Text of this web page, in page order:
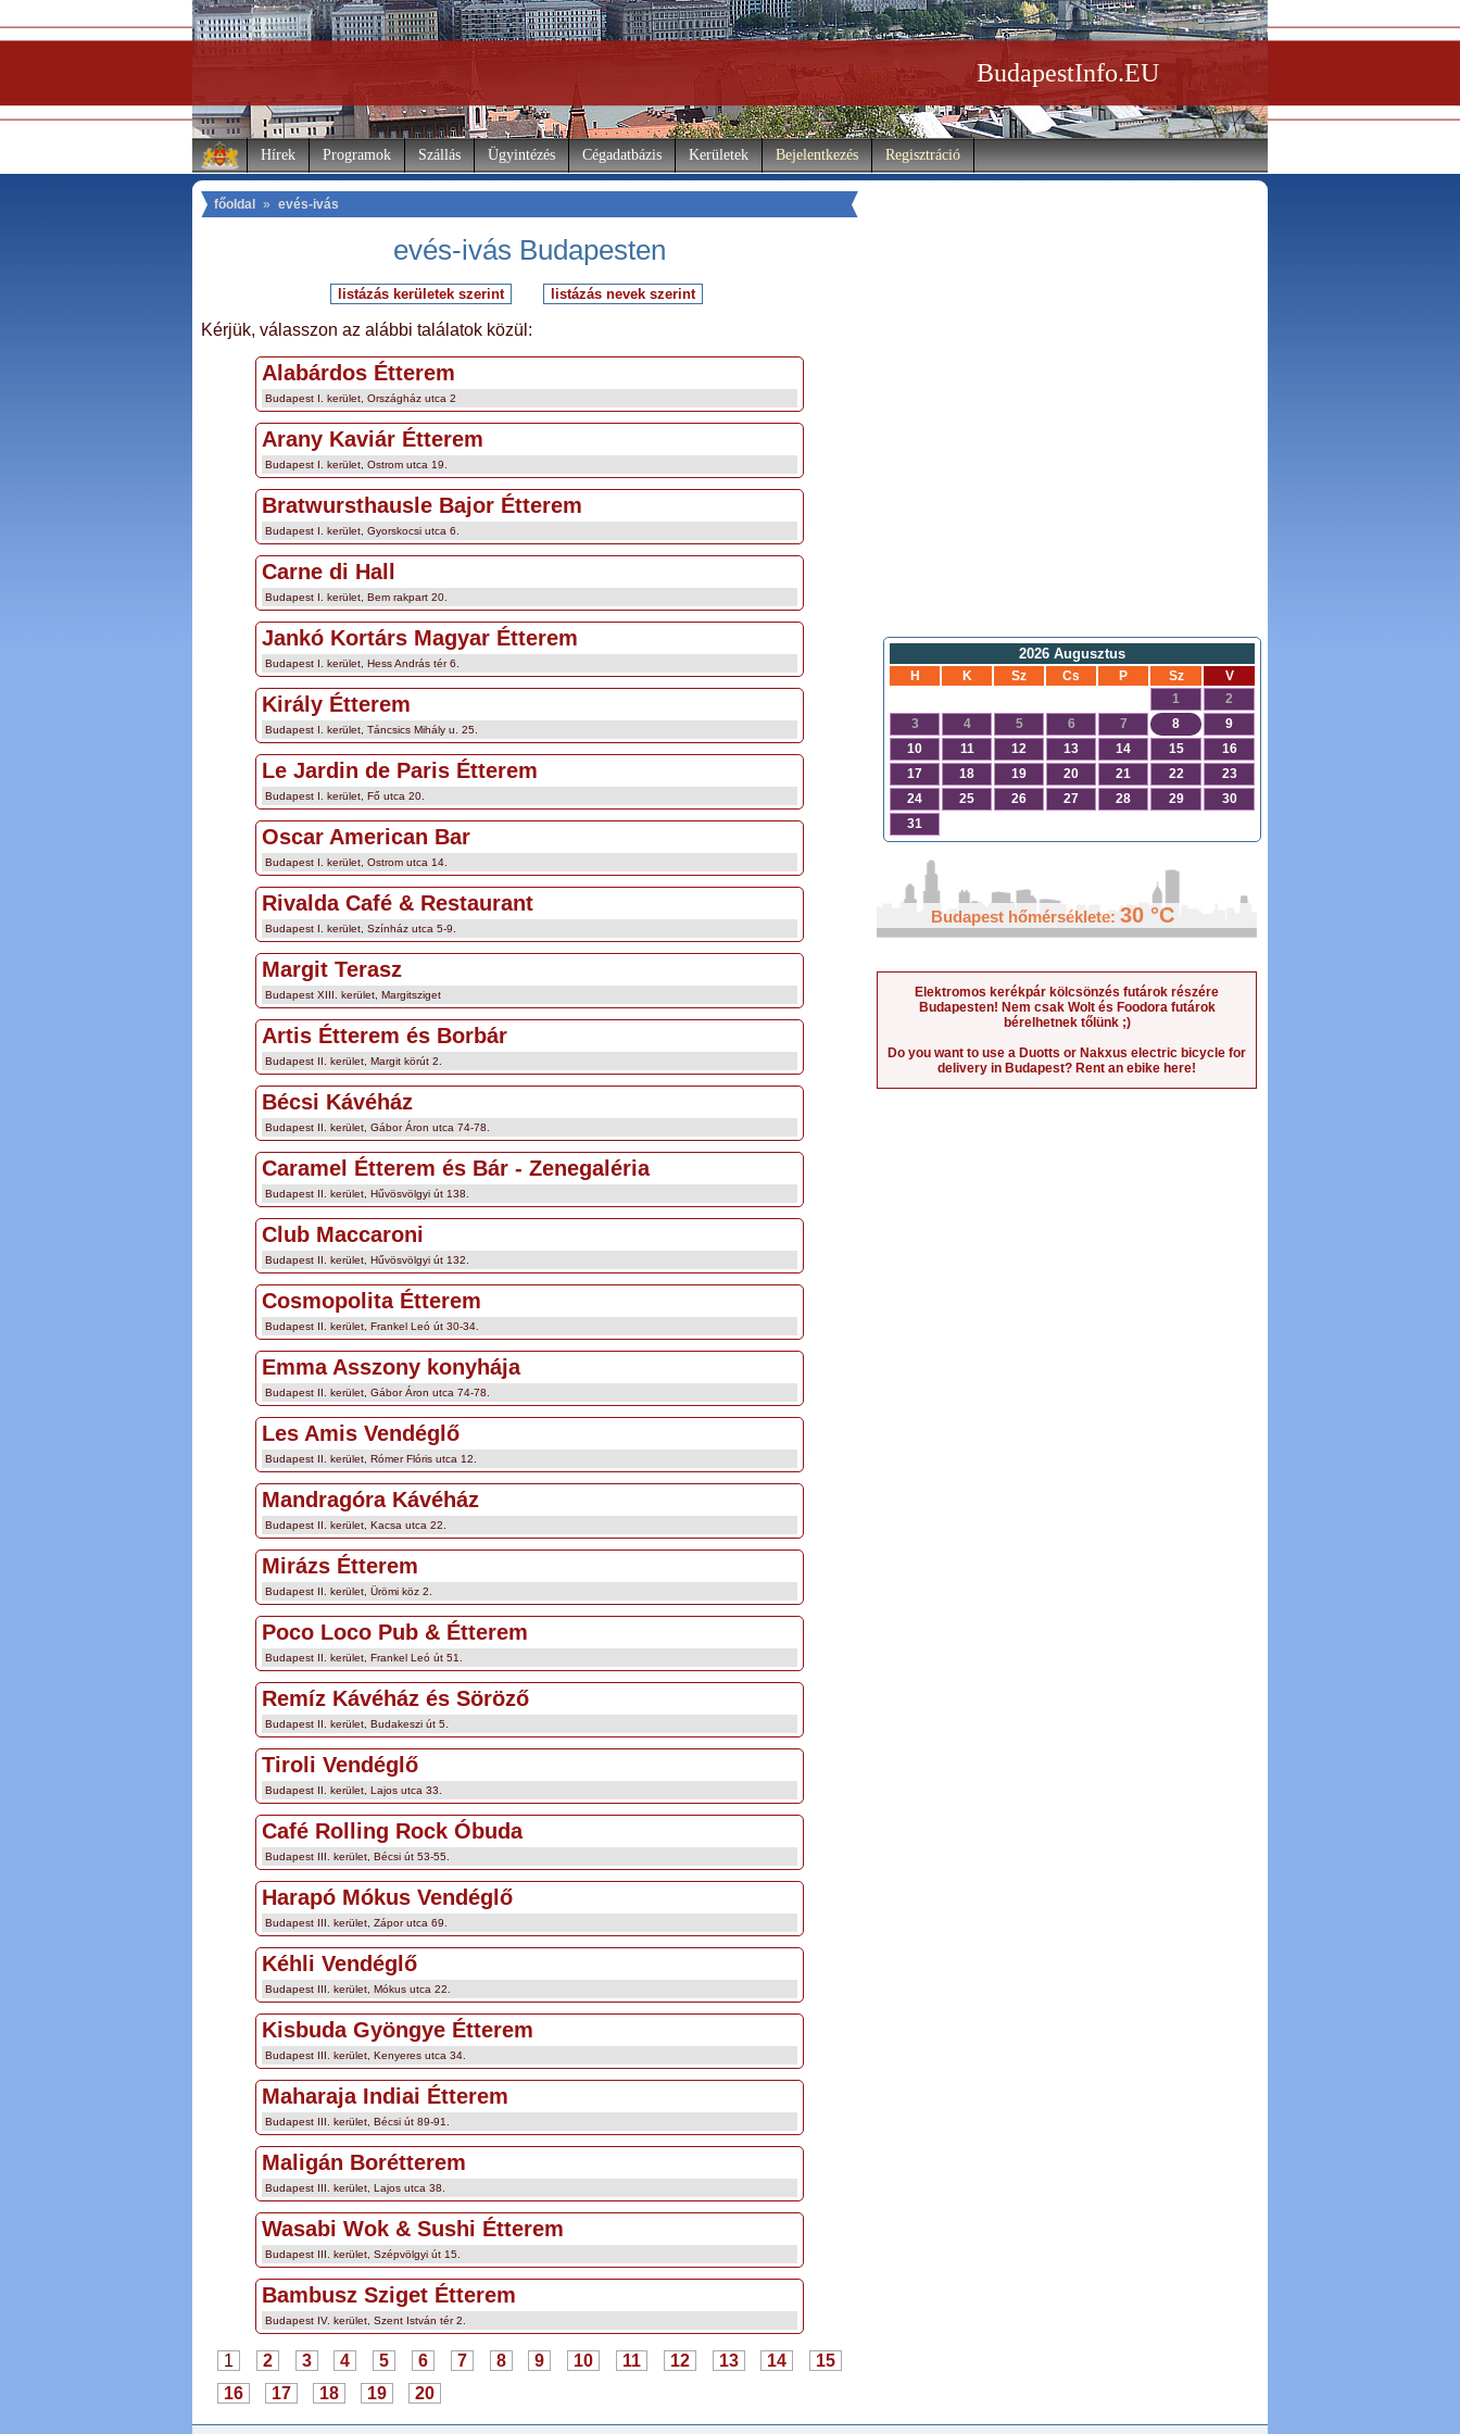
BudapestInfo.EU
Hírek Programok Szállás Ügyintézés Cégadatbázis Kerületek Bejelentkezés Regisztráció
főoldal » evés-ivás
evés-ivás Budapesten
Kérjük, válasszon az alábbi találatok közül:
Alabárdos Étterem
Budapest I. kerület, Országház utca 2
Arany Kaviár Étterem
Budapest I. kerület, Ostrom utca 19.
Bratwursthausle Bajor Étterem
Budapest I. kerület, Gyorskocsi utca 6.
Carne di Hall
Budapest I. kerület, Bem rakpart 20.
Jankó Kortárs Magyar Étterem
Budapest I. kerület, Hess András tér 6.
Király Étterem
Budapest I. kerület, Táncsics Mihály u. 25.
Le Jardin de Paris Étterem
Budapest I. kerület, Fő utca 20.
Oscar American Bar
Budapest I. kerület, Ostrom utca 14.
Rivalda Café & Restaurant
Budapest I. kerület, Színház utca 5-9.
Margit Terasz
Budapest XIII. kerület, Margitsziget
Artis Étterem és Borbár
Budapest II. kerület, Margit körút 2.
Bécsi Kávéház
Budapest II. kerület, Gábor Áron utca 74-78.
Caramel Étterem és Bár - Zenegaléria
Budapest II. kerület, Hűvösvölgyi út 138.
Club Maccaroni
Budapest II. kerület, Hűvösvölgyi út 132.
Cosmopolita Étterem
Budapest II. kerület, Frankel Leó út 30-34.
Emma Asszony konyhája
Budapest II. kerület, Gábor Áron utca 74-78.
Les Amis Vendéglő
Budapest II. kerület, Rómer Flóris utca 12.
Mandragóra Kávéház
Budapest II. kerület, Kacsa utca 22.
Mirázs Étterem
Budapest II. kerület, Ürömi köz 2.
Poco Loco Pub & Étterem
Budapest II. kerület, Frankel Leó út 51.
Remíz Kávéház és Söröző
Budapest II. kerület, Budakeszi út 5.
Tiroli Vendéglő
Budapest II. kerület, Lajos utca 33.
Café Rolling Rock Óbuda
Budapest III. kerület, Bécsi út 53-55.
Harapó Mókus Vendéglő
Budapest III. kerület, Zápor utca 69.
Kéhli Vendéglő
Budapest III. kerület, Mókus utca 22.
Kisbuda Gyöngye Étterem
Budapest III. kerület, Kenyeres utca 34.
Maharaja Indiai Étterem
Budapest III. kerület, Bécsi út 89-91.
Maligán Borétterem
Budapest III. kerület, Lajos utca 38.
Wasabi Wok & Sushi Étterem
Budapest III. kerület, Szépvölgyi út 15.
Bambusz Sziget Étterem
Budapest IV. kerület, Szent István tér 2.
1 2 3 4 5 6 7 8 9 10 11 12 13 14
15
16
17 18 19 20
2026 Augusztus
H K Sz Cs P Sz
V
1
2
3
4 5 6 7 8
9
10
11 12 13 14 15
16
17
18 19 20 21 22
23
24
25 26 27 28 29
30
31
Budapest hőmérséklete: 30 °C
Elektromos kerékpár kölcsönzés futárok részére
Budapesten! Nem csak Wolt és Foodora futárok
bérelhetnek tőlünk ;)
Do you want to use a Duotts or Nakxus electric bicycle for
delivery in Budapest? Rent an ebike here!